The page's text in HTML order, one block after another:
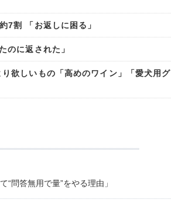
7割 「お返しに困る」
のに返された」
欲しいもの「高めのワイン」「愛犬用グ
問答無用で量”をやる理由」